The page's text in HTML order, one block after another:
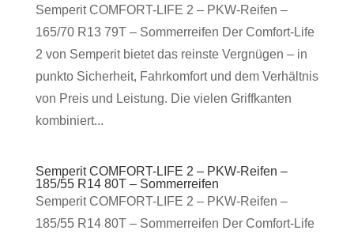
Semperit COMFORT-LIFE 2 – PKW-Reifen –
165/70 R13 79T – Sommerreifen Der Comfort-Life
2 von Semperit bietet das reinste Vergnügen – in
punkto Sicherheit, Fahrkomfort und dem Verhältnis
von Preis und Leistung. Die vielen Griffkanten
kombiniert...
Semperit COMFORT-LIFE 2 – PKW-Reifen –
185/55 R14 80T – Sommerreifen
Semperit COMFORT-LIFE 2 – PKW-Reifen –
185/55 R14 80T – Sommerreifen Der Comfort-Life